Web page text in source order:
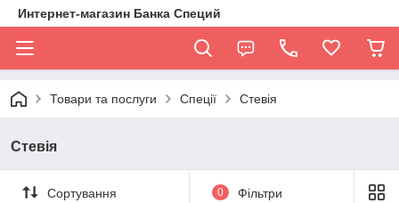
Интернет-магазин Банка Специй
Товари та послуги Спеції Стевія
Стевія
Сортування 0 Фільтри